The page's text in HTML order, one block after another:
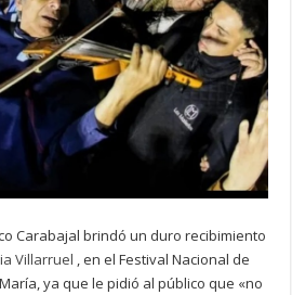
Carabajal brindó un duro recibimiento
Villarruel , en el Festival Nacional de
ya que le pidió al público que «no